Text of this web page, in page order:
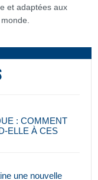
et adaptées aux
: COMMENT
ELLE À CES
une nouvelle